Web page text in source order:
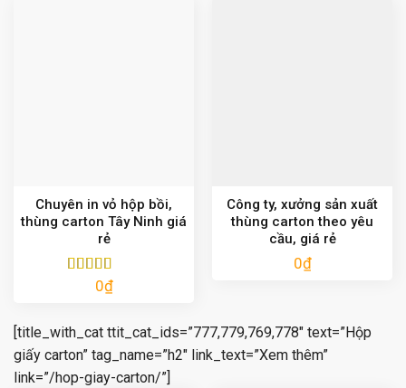
Chuyên in vỏ hộp bồi,
thùng carton Tây Ninh giá
rẻ
Được xếp
0₫
Công ty, xưởng sản xuất
thùng carton theo yêu
cầu, giá rẻ
0₫
[title_with_cat ttit_cat_ids=”777,779,769,778″ text=”Hộp
giấy carton” tag_name=”h2″ link_text=”Xem thêm”
link=”/hop-giay-carton/”]